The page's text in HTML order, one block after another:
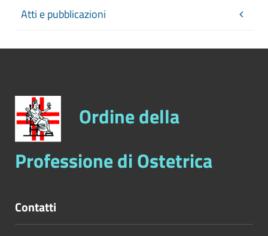
Atti e pubblicazioni
Ordine della
Professione di Ostetrica
Contatti